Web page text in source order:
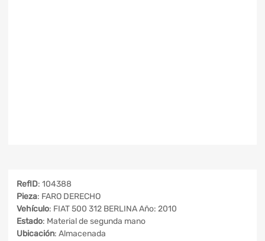
RefID: 104388
Pieza: FARO DERECHO
Vehículo: FIAT 500 312 BERLINA Año: 2010
Estado: Material de segunda mano
Ubicación: Almacenada